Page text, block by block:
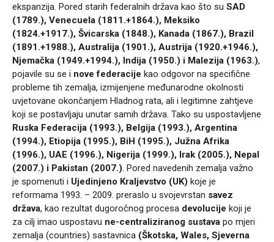
ekspanzija. Pored starih federalnih država kao što su SAD
(1789.), Venecuela (1811.+1864.), Meksiko
(1824.+1917.), Švicarska (1848.), Kanada (1867.), Brazil
(1891.+1988.), Australija (1901.), Austrija (1920.+1946.),
Njemačka (1949.+1994.), Indija (1950.) i Malezija (1963.),
pojavile su se i nove federacije kao odgovor na specifične
probleme tih zemalja, izmijenjene međunarodne okolnosti
uvjetovane okončanjem Hladnog rata, ali i legitimne zahtjeve
koji se postavljaju unutar samih država. Tako su uspostavljene
Ruska Federacija (1993.), Belgija (1993.), Argentina
(1994.), Etiopija (1995.), BiH (1995.), Južna Afrika
(1996.), UAE (1996.), Nigerija (1999.), Irak (2005.), Nepal
(2007.) i Pakistan (2007.) . Pored navedenih zemalja važno
je spomenuti i Ujedinjeno Kraljevstvo (UK) koje je
reformama 1993. – 2009. preraslo u svojevrstan savez
država, kao rezultat dugoročnog procesa devolucije koji je
za cilj imao uspostavu ne-centraliziranog sustava po mjeri
zemalja (countries) sastavnica (Škotska, Wales, Sjeverna